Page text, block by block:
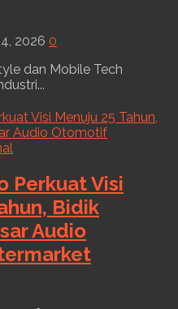
2026 0
dan Mobile Tech
Perkuat Visi
Bidik
Audio